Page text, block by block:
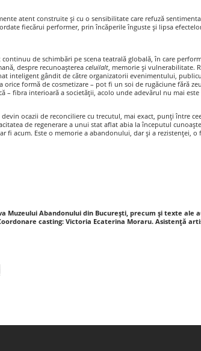
atent construite și cu o sensibilitate care refuză
fiecărui performer, prin încăperile înguste și lipsa
de schimbări pe scena teatrală globală, în care
despre recunoașterea celuilalt, memorie și vulnerabilitate.
gândit de către organizatorii evenimentului,
formă de cosmetizare – pot fi un soi de rugăciune fără
– fibra interioară a societății, acolo unde adevărul nu mai
ocazii de reconciliere cu trecutul, mai exact, punți între
de regenerare a unui stat aflat abia la începutul
acum. Este o memorie a abandonului, dar și a rezistenței,
Muzeului Abandonului din București, precum și texte
casting: Victoria Ecaterina Moraru. Asistență